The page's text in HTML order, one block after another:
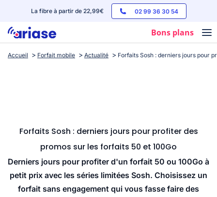
La fibre à partir de 22,99€ 02 99 36 30 54
Bons plans
Box internet
Streaming
Accueil Forfait mobile Actualité Forfaits Sosh : derniers jours pour
Forfaits Sosh : derniers jours pour profiter des
promos sur les forfaits 50 et 100Go
Derniers jours pour profiter d'un forfait 50 ou 100Go à
petit prix avec les séries limitées Sosh. Choisissez un
forfait sans engagement qui vous fasse faire des